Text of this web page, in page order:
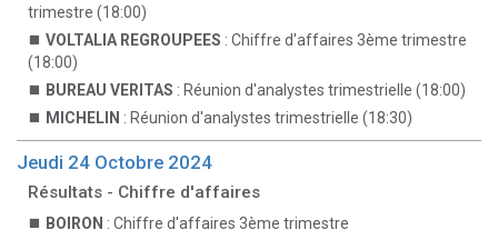
trimestre (18:00)
VOLTALIA REGROUPEES : Chiffre d'affaires 3ème trimestre
(18:00)
BUREAU VERITAS : Réunion d'analystes trimestrielle (18:00)
MICHELIN : Réunion d'analystes trimestrielle (18:30)
Jeudi 24 Octobre 2024
Résultats - Chiffre d'affaires
BOIRON : Chiffre d'affaires 3ème trimestre